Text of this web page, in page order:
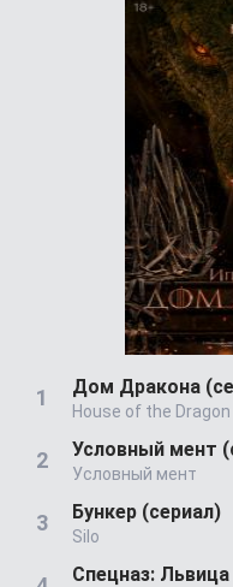
Дом Дракона
House of the Dragon
Условный мент
Условный мент
Бункер (сериал)
Silo
Спецназ: